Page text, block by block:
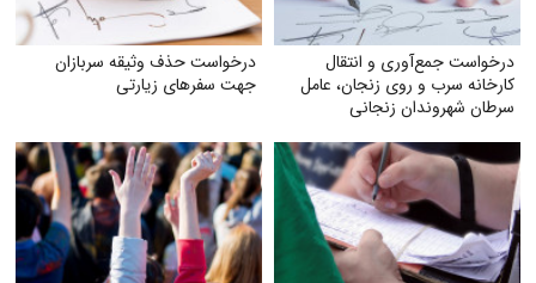
درخواست جمع‌آوری و انتقال
کارخانه سرب و روی زنجان، عامل
سرطان شهروندان زنجانی
درخواست حذف وثیقه سربازان
جهت سفرهای زیارتی